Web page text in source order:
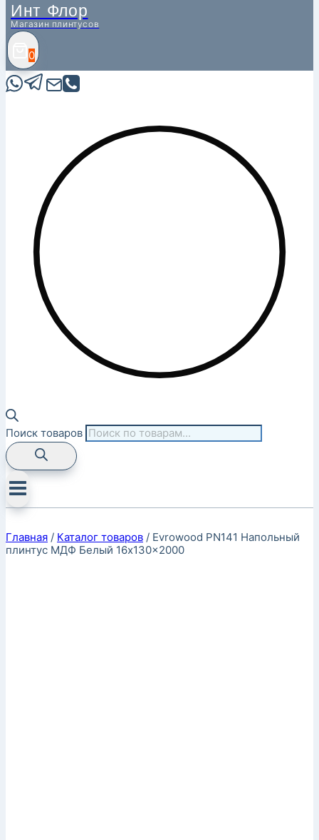
Инт Флор
Магазин плинтусов
0
Поиск товаров
Главная / Каталог товаров / Evrowood PN141 Напольный
плинтус МДФ Белый 16x130x2000